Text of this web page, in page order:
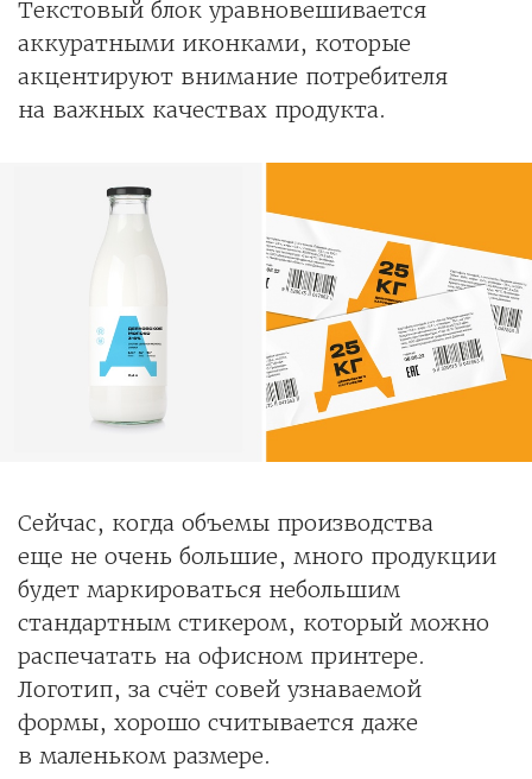
Текстовый блок уравновешивается
аккуратными иконками, которые
акцентируют внимание потребителя
на важных качествах продукта.
Сейчас, когда объемы производства
еще не очень большие, много продукции
будет маркироваться небольшим
стандартным стикером, который можно
распечатать на офисном принтере.
Логотип, за счёт совей узнаваемой
формы, хорошо считывается даже
в маленьком размере.